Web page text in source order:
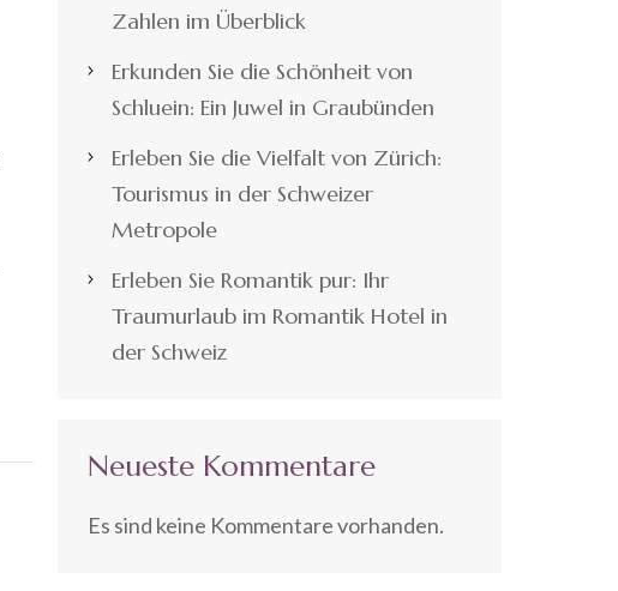
Zahlen im Überblick
Erkunden Sie die Schönheit von
Schluein: Ein Juwel in Graubünden
Erleben Sie die Vielfalt von Zürich:
Tourismus in der Schweizer
Metropole
Erleben Sie Romantik pur: Ihr
Traumurlaub im Romantik Hotel in
der Schweiz
Neueste Kommentare
Es sind keine Kommentare vorhanden.